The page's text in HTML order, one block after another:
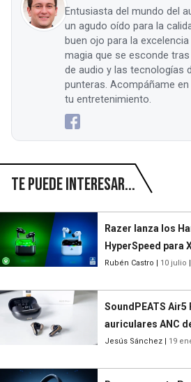
Entusiasta del mundo del
un agudo oído para la
buen ojo para la
magia que se esconde
de audio y las tecnologías
punteras. Acompáñame
tu entretenimiento.
Te puede interesar...
Razer lanza los
HyperSpeed para
Rubén Castro | 10 julio |
SoundPEATS
auriculares ANC
Jesús Sánchez | 19